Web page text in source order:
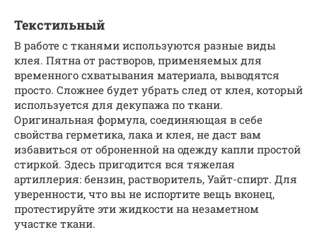
Текстильный
В работе с тканями используются разные виды
клея. Пятна от растворов, применяемых для
временного схватывания материала, выводятся
просто. Сложнее будет убрать след от клея, который
используется для декупажа по ткани.
Оригинальная формула, соединяющая в себе
свойства герметика, лака и клея, не даст вам
избавиться от оброненной на одежду капли простой
стиркой. Здесь пригодится вся тяжелая
артиллерия: бензин, растворитель, Уайт-спирт. Для
уверенности, что вы не испортите вещь вконец,
протестируйте эти жидкости на незаметном
участке ткани.